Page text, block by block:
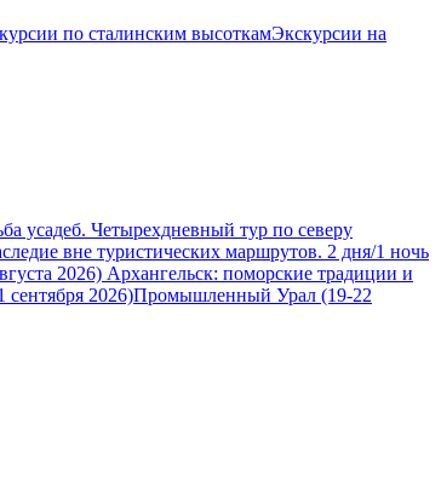
по сталинским высоткамЭкскурсии на
усадеб. Четырехдневный тур по северу
вне туристических маршрутов. 2 дня/1 ночь
2026) Архангельск: поморские традиции и
2026)Промышленный Урал (19-22